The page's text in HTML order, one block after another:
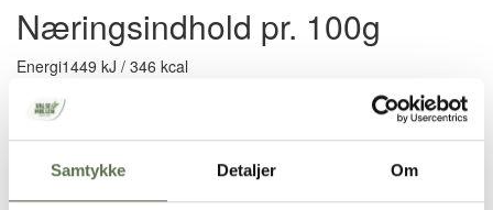
Samtykke Detaljer Om
Næringsindhold pr. 100g
Energi1449 kJ / 346 kcal
- heraf mættede fedtsyrer
Kostfibre2,9 g
Protein12,5 g